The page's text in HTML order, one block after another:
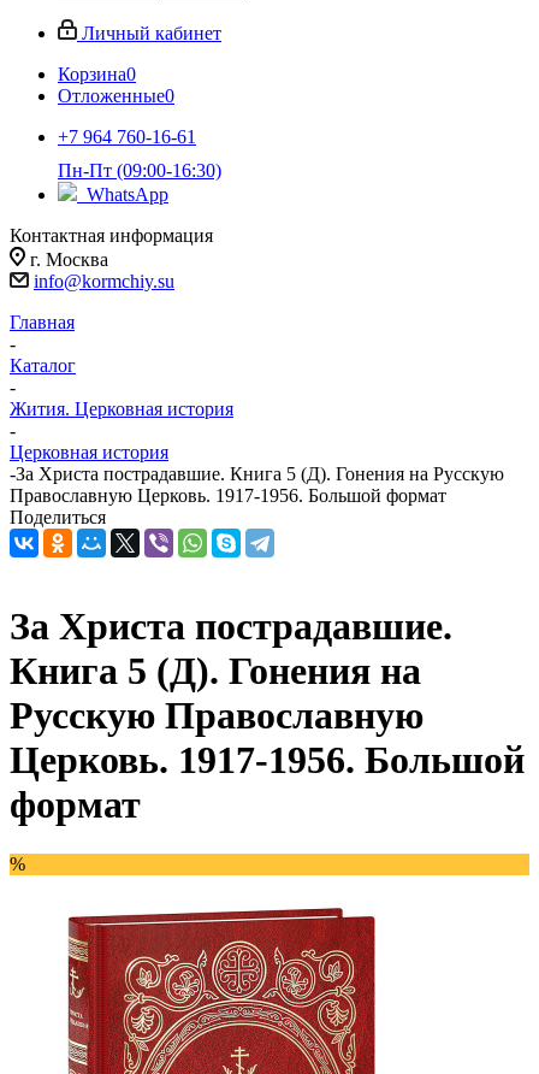
Личный кабинет
Корзина0
Отложенные0
+7 964 760-16-61
Пн-Пт (09:00-16:30)
WhatsApp
Контактная информация
г. Москва
info@kormchiy.su
Главная
-
Каталог
-
Жития. Церковная история
-
Церковная история
-За Христа пострадавшие. Книга 5 (Д). Гонения на Русскую
Православную Церковь. 1917-1956. Большой формат
Поделиться
За Христа пострадавшие.
Книга 5 (Д). Гонения на
Русскую Православную
Церковь. 1917-1956. Большой
формат
%